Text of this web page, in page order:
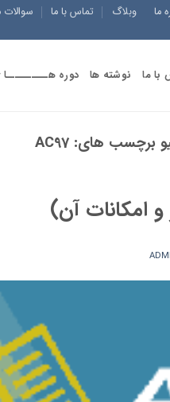
ما وبلاگ تماس با ما سوالات
با ما نوشته ها دوره هــــــــــا
برچسب های:AC97
و امکانات آن)